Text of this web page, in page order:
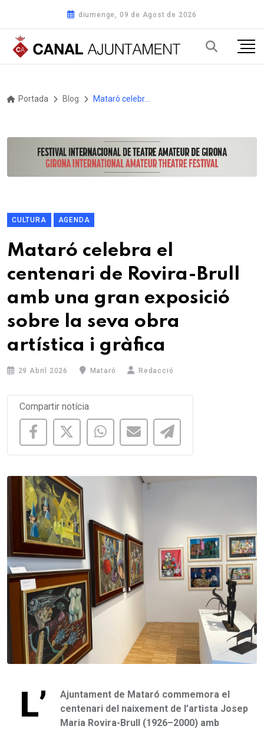
diumenge, 09 de Agost de 2026
Portada Blog
CULTURA AGENDA
Mataró celebra el
centenari de Rovira-Brull
amb una gran exposició
sobre la seva obra
artística i gràfica
29 Abril 2026 Mataró Redacció
Compartir notícia
L’
Ajuntament de Mataró commemora el
centenari del naixement de l’artista Josep
Maria Rovira-Brull (1926–2000) amb